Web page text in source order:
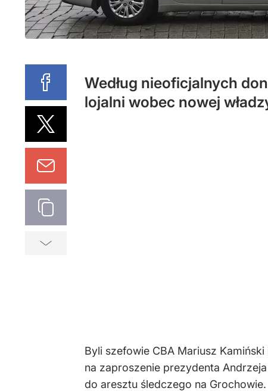
Według nieoficjalnych
lojalni wobec nowej
Byli szefowie CBA Mariusz
na zaproszenie prezydenta
do aresztu śledczego na Grochowie.